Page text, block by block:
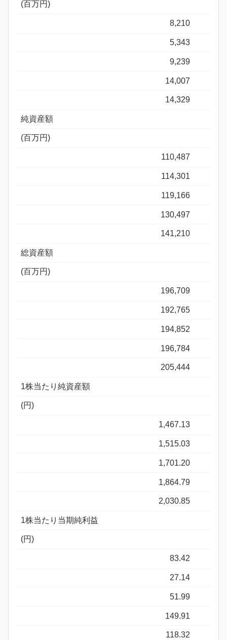
(百万円)
8,210
5,343
9,239
14,007
14,329
純資産額
(百万円)
110,487
114,301
119,166
130,497
141,210
総資産額
(百万円)
196,709
192,765
194,852
196,784
205,444
1株当たり純資産額
(円)
1,467.13
1,515.03
1,701.20
1,864.79
2,030.85
1株当たり当期純利益
(円)
83.42
27.14
51.99
149.91
118.32